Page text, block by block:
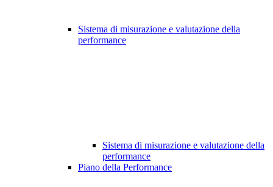
Sistema di misurazione e valutazione della
performance
Sistema di misurazione e valutazione della
performance
Piano della Performance